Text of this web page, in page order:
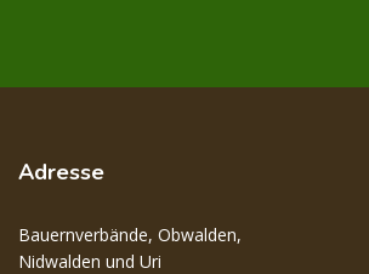
Adresse
Bauernverbände, Obwalden,
Nidwalden und Uri